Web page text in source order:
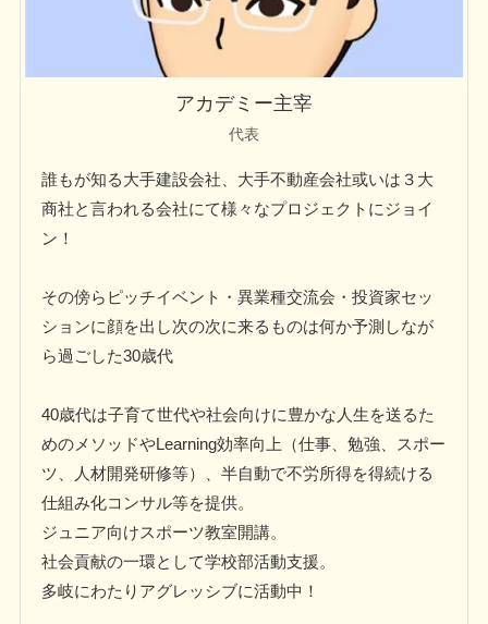
アカデミー主宰
代表
誰もが知る大手建設会社、大手不動産会社或いは３大
商社と言われる会社にて様々なプロジェクトにジョイ
ン！
その傍らピッチイベント・異業種交流会・投資家セッ
ションに顔を出し次の次に来るものは何か予測しなが
ら過ごした30歳代
40歳代は子育て世代や社会向けに豊かな人生を送るた
めのメソッドやLearning効率向上（仕事、勉強、スポー
ツ、人材開発研修等）、半自動で不労所得を得続ける
仕組み化コンサル等を提供。
ジュニア向けスポーツ教室開講。
社会貢献の一環として学校部活動支援。
多岐にわたりアグレッシブに活動中！